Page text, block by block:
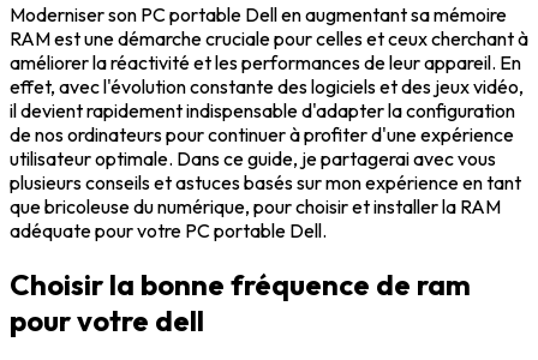
Moderniser son PC portable Dell en augmentant sa mémoire
RAM est une démarche cruciale pour celles et ceux cherchant à
améliorer la réactivité et les performances de leur appareil. En
effet, avec l'évolution constante des logiciels et des jeux vidéo,
il devient rapidement indispensable d'adapter la configuration
de nos ordinateurs pour continuer à profiter d'une expérience
utilisateur optimale. Dans ce guide, je partagerai avec vous
plusieurs conseils et astuces basés sur mon expérience en tant
que bricoleuse du numérique, pour choisir et installer la RAM
adéquate pour votre PC portable Dell.
Choisir la bonne fréquence de ram
pour votre dell